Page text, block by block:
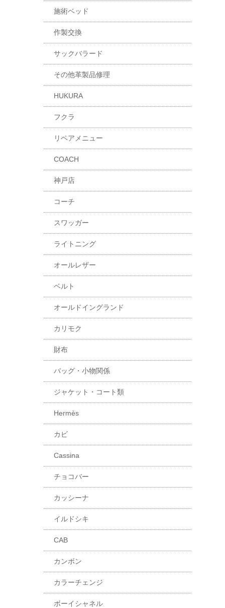
施術ベッド
作製交換
サックバラード
その他革製品修理
HUKURA
フクラ
リペアメニュー
COACH
神戸店
コーチ
スワッガー
ライトニング
オールレザー
ベルト
オールドイングランド
カリモク
財布
バッグ・小物関係
ジャケット・コート類
Hermès
カビ
Cassina
チョコバー
カッシーナ
イルドシキ
CAB
カンボン
カラーチェンジ
ボーイシャネル